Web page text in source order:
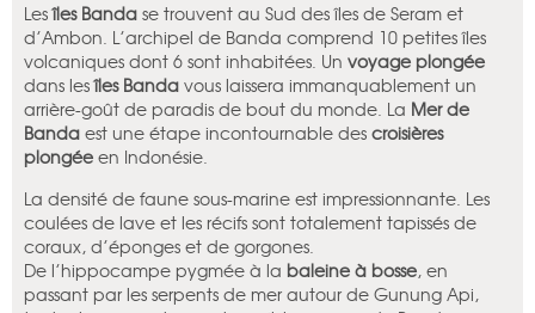
Lesîles Banda se trouvent au Sud des îles de Seram et
d’Ambon. L’archipel de Banda comprend 10 petites îles
volcaniques dont 6 sont inhabitées. Un voyage plongée
dans lesîles Banda vous laissera immanquablement un
arrière-goût de paradis de bout du monde. La Mer de
Banda est une étape incontournable des croisières
plongée en Indonésie.
La densité de faune sous-marine est impressionnante. Les
coulées de lave et les récifs sont totalement tapissés de
coraux, d’éponges et de gorgones.
De l’hippocampe pygmée à la baleine à bosse, en
passant par les serpents de mer autour de Gunung Api,